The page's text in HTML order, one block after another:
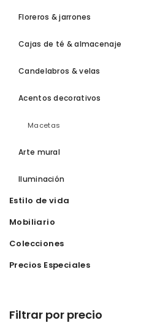
Floreros & jarrones
Cajas de té & almacenaje
Candelabros & velas
Acentos decorativos
Macetas
Arte mural
Iluminación
Estilo de vida
Mobiliario
Colecciones
Precios Especiales
Filtrar por precio